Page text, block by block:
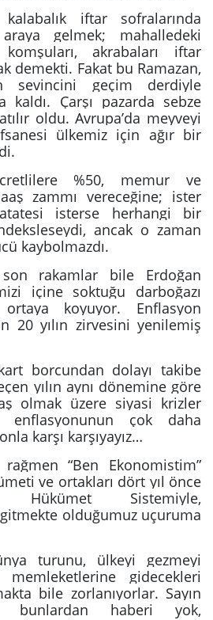
iftar sofralarında
gelmek; mahalledeki
akrabaları iftar
demekti. Fakat bu Ramazan,
sevincini geçim derdiyle
kaldı. Çarşı pazarda sebze
oldu. Avrupa’da meyveyi
ülkemiz için ağır bir
%50, memur ve
zammı vereceğine; ister
isterse herhangi bir
ancak o zaman
kaybolmazdı.
son rakamlar bile Erdoğan
içine soktuğu darboğazı
ortaya koyuyor. Enflasyon
20 yılın zirvesini yenilemiş
borcundan dolayı takibe
yılın aynı dönemine göre
olmak üzere siyasi krizler
enflasyonunun çok daha
karşı karşıyayız…
rağmen “Ben Ekonomistim”
ve ortakları dört yıl önce
Hükümet Sistemiyle,
olduğumuz uçuruma
turunu, ülkeyi gezmeyi
memleketlerine gidecekleri
bile zorlanıyorlar. Sayın
bunlardan haberi yok,